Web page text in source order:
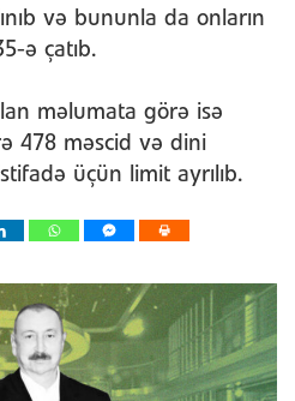
və bununla da onların
ə çatıb.
məlumata görə isə
478 məscid və dini
üçün limit ayrılıb.